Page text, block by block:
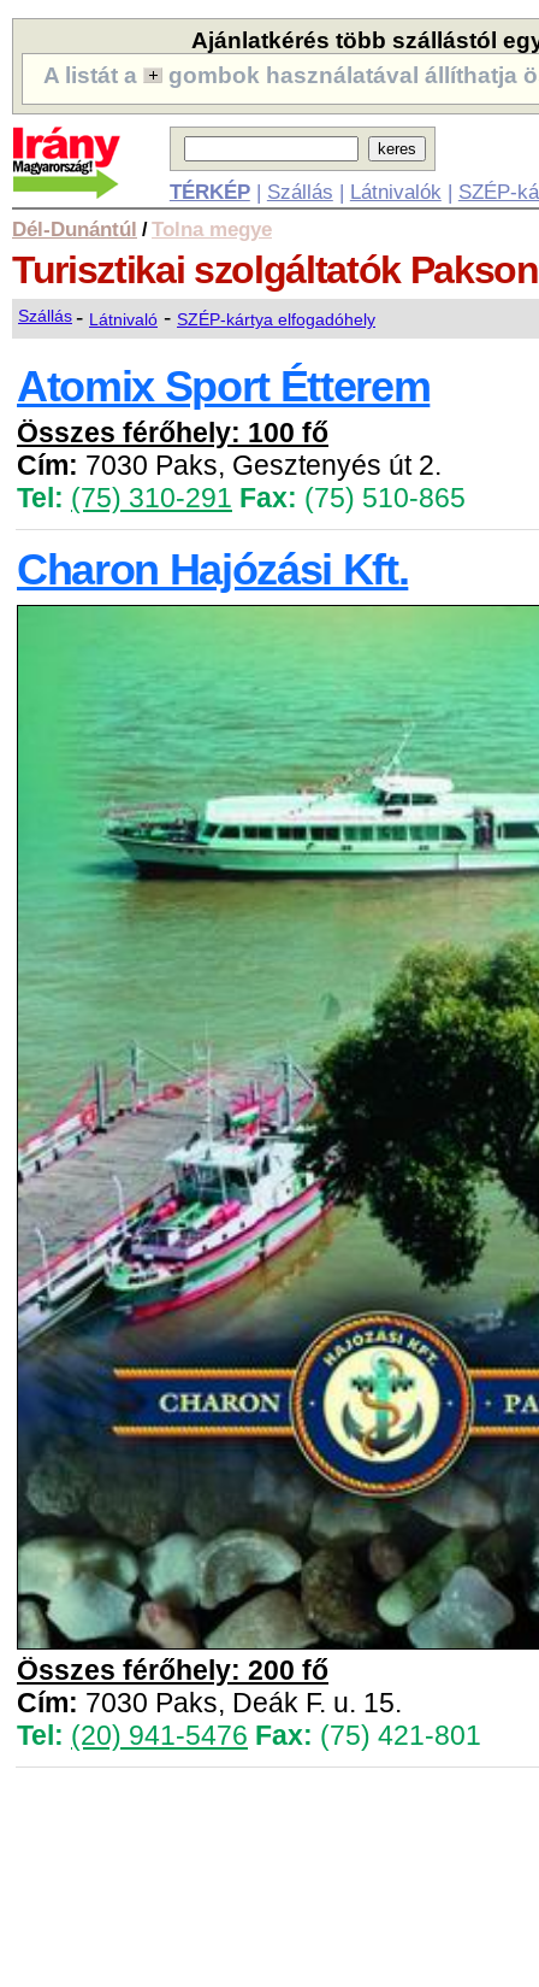
Ajánlatkérés több szállástól
A listát a
gombok használatával állíthatja
TÉRKÉP| Szállás | Látnivalók | SZÉP-
Dél-Dunántúl /Tolna megye
Turisztikai szolgáltatók Pakson
Szállás- Látnivaló - SZÉP-kártya elfogadóhely
Atomix Sport Étterem
Összes férőhely: 100 fő
Cím: 7030 Paks, Gesztenyés út 2.
Tel: (75) 310-291 Fax: (75) 510-865
Charon Hajózási Kft.
Összes férőhely: 200 fő
Cím: 7030 Paks, Deák F. u. 15.
Tel: (20) 941-5476 Fax: (75) 421-801